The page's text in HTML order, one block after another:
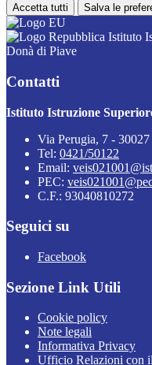
Accetta tutti Salva le
Istituto
Donà di Piave
Contatti
Istituto Istruzione
Via Perugia, 7 -
Tel: 0421/50122
Email:
PEC:
C.F.: 93040810272
Seguici su
Facebook
Sezione Link Utili
Cookie policy
Note legali
Informativa Privacy
Ufficio Relazioni con